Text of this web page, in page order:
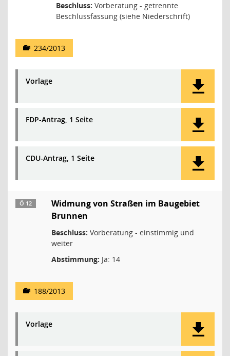
Beschluss: Vorberatung - getrennte
Beschlussfassung (siehe Niederschrift)
234/2013
Vorlage
FDP-Antrag, 1 Seite
CDU-Antrag, 1 Seite
Ö 12
Widmung von Straßen im Baugebiet
Brunnen
Beschluss: Vorberatung - einstimmig und
weiter
Abstimmung: Ja: 14
188/2013
Vorlage